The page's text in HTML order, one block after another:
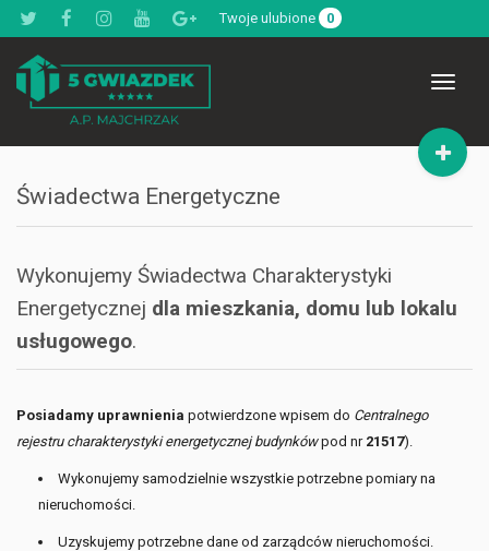
Twoje ulubione 0
Toggle
Świadectwa Energetyczne
Wykonujemy Świadectwa Charakterystyki
Energetycznej dla mieszkania, domu lub lokalu
usługowego.
Posiadamy uprawnienia potwierdzone wpisem do Centralnego
rejestru charakterystyki energetycznej budynkówpod nr 21517).
Wykonujemy samodzielnie wszystkie potrzebne pomiary na
nieruchomości.
Uzyskujemy potrzebne dane od zarządców nieruchomości.